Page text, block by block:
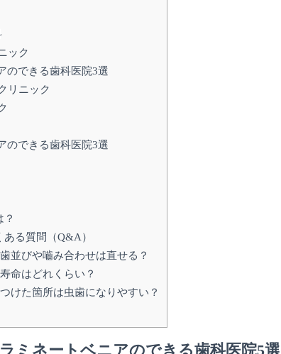
ック
のできる歯科医院3選
リニック
のできる歯科医院3選
る質問（Q&A）
並びや嚙み合わせは直せる？
命はどれくらい？
けた箇所は虫歯になりやすい？
ラミネートベニアのできる歯科医院5選